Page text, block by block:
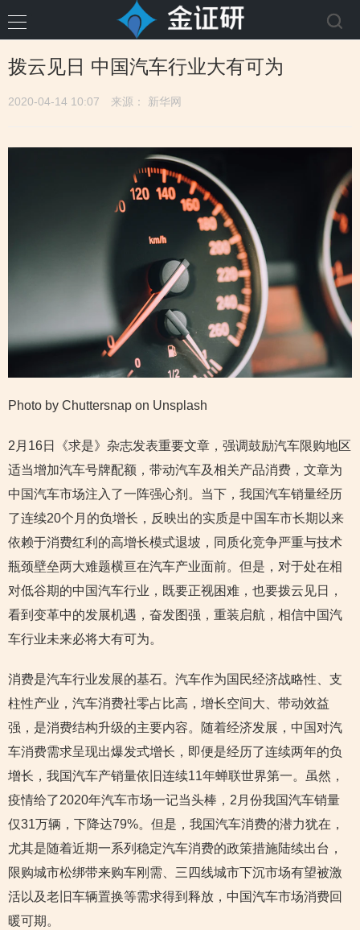
拨云见日 中国汽车行业大有可为
2020-04-14 10:07 来源： 新华网
Photo by Chuttersnap on Unsplash
2月16日《求是》杂志发表重要文章，强调鼓励汽车限购地区
适当增加汽车号牌配额，带动汽车及相关产品消费，文章为
中国汽车市场注入了一阵强心剂。当下，我国汽车销量经历
了连续20个月的负增长，反映出的实质是中国车市长期以来
依赖于消费红利的高增长模式退坡，同质化竞争严重与技术
瓶颈壁垒两大难题横亘在汽车产业面前。但是，对于处在相
对低谷期的中国汽车行业，既要正视困难，也要拨云见日，
看到变革中的发展机遇，奋发图强，重装启航，相信中国汽
车行业未来必将大有可为。
消费是汽车行业发展的基石。汽车作为国民经济战略性、支
柱性产业，汽车消费社零占比高，增长空间大、带动效益
强，是消费结构升级的主要内容。随着经济发展，中国对汽
车消费需求呈现出爆发式增长，即便是经历了连续两年的负
增长，我国汽车产销量依旧连续11年蝉联世界第一。虽然，
疫情给了2020年汽车市场一记当头棒，2月份我国汽车销量
仅31万辆，下降达79%。但是，我国汽车消费的潜力犹在，
尤其是随着近期一系列稳定汽车消费的政策措施陆续出台，
限购城市松绑带来购车刚需、三四线城市下沉市场有望被激
活以及老旧车辆置换等需求得到释放，中国汽车市场消费回
暖可期。